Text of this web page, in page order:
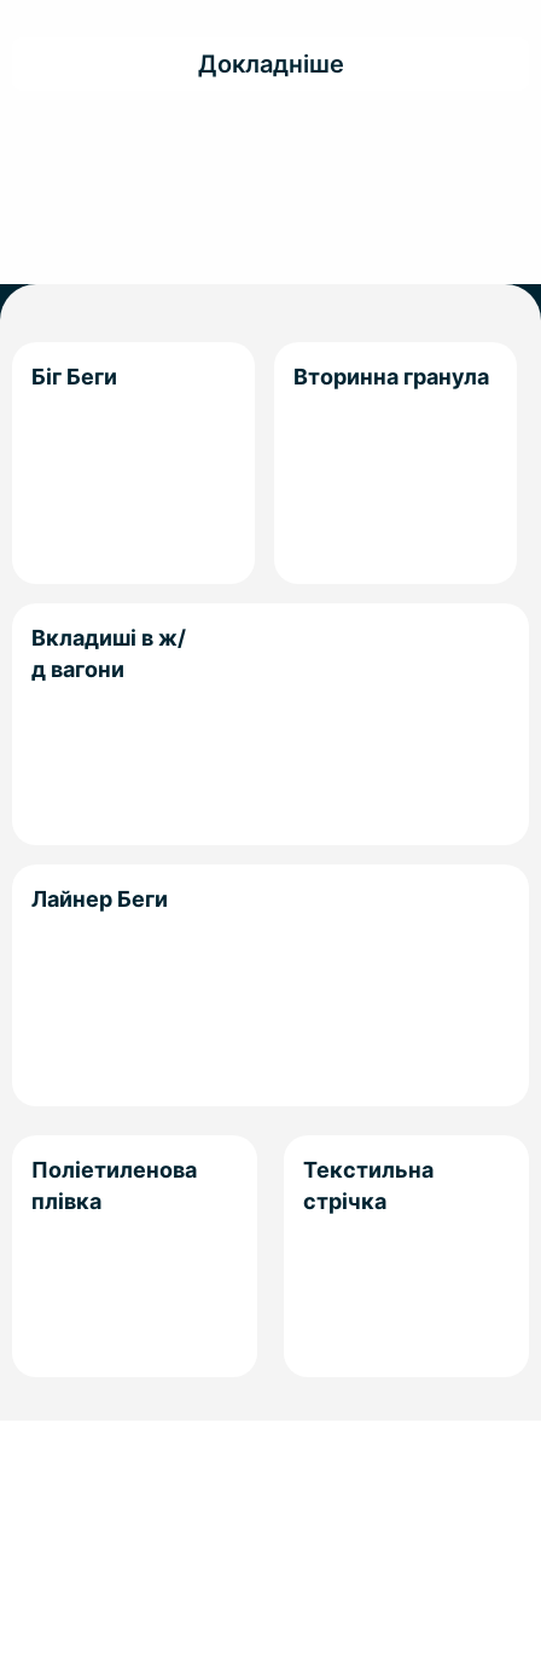
Докладніше
Біг Беги Вторинна гранула
Вкладиші в ж/
д вагони
Лайнер Беги
Поліетиленова
плівка
Текстильна
стрічка